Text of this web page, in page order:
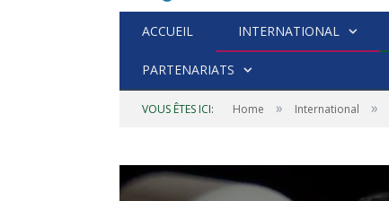
ACCUEIL INTERNATIONAL
PARTENARIATS
VOUS ÊTES ICI: Home » International »